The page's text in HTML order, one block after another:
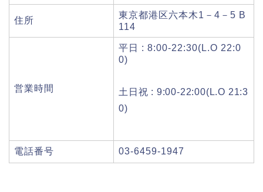
住所
東京都港区六本木1－4－5 B
114
営業時間
平日 : 8:00-22:30(L.O 22:0
0)
土日祝 : 9:00-22:00(L.O 21:3
0)
電話番号 03-6459-1947